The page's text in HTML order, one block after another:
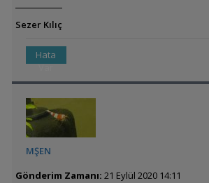
Sezer Kılıç
Hata
Var
MŞEN
Gönderim Zamanı: 21 Eylül 2020 14:11